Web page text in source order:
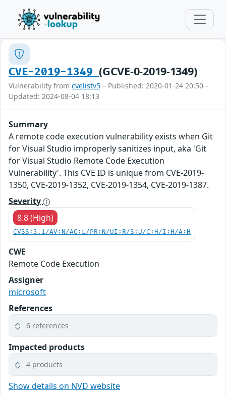
CVE-2019-1349(GCVE-0-2019-1349)
Vulnerability from cvelistv5 – Published: 2020-01-24 20:50 –
Updated: 2024-08-04 18:13
Summary
A remote code execution vulnerability exists when Git
for Visual Studio improperly sanitizes input, aka 'Git
for Visual Studio Remote Code Execution
Vulnerability'. This CVE ID is unique from CVE-2019-
1350, CVE-2019-1352, CVE-2019-1354, CVE-2019-1387.
Severity
8.8 (High)
CVSS:3.1/AV:N/AC:L/PR:N/UI:R/S:U/C:H/I:H/A:H
CWE
Remote Code Execution
Assigner
microsoft
References
6 references
Impacted products
4 products
Show details on NVD website